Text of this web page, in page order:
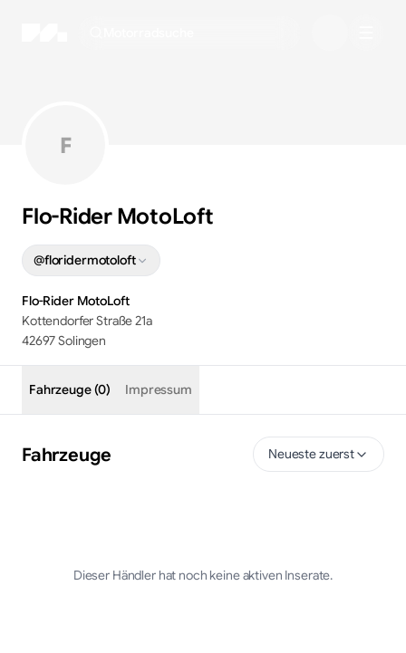
F
Flo-Rider MotoLoft
@floridermotoloft
Flo-Rider MotoLoft
Kottendorfer Straße 21a
42697 Solingen
Fahrzeuge (0) Impressum
Fahrzeuge Neueste zuerst
Dieser Händler hat noch keine aktiven Inserate.